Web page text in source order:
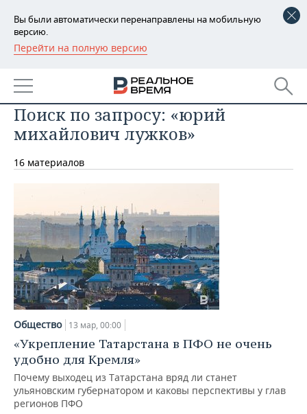
Вы были автоматически перенаправлены на мобильную
версию.
Перейти на полную версию
РЕГИОНЫ
БАШКОРТОСТАН
ТАТАРСТАН
УДМУРТИЯ
НОВОСТИ
АНАЛИТИКА
НОВОСТИ АНАЛИТИКИ
КОРОЛИ ГОСЗАКАЗА ПФО
ВУЗЫ ТАТАРСТАНА
КОМУ ПРИНАДЛЕЖАТ
ТОРГОВЫЕ ЦЕНТРЫ
ТАТАРСТАНА
ЭКОНОМИКА
БАНКИ
БЮДЖЕТ
ИНВЕСТИЦИИ
ПРОМЫШЛЕННОСТИ
АГРОПРОМ
МАШИНОСТРОЕНИЕ
НЕФТЕХИМИЯ
НЕФТЬ
ОПК
ЭНЕРГЕТИКА
НЕДВИЖИМОСТЬ
НОВОСТИ НЕДВИЖИМОСТИ
АВТО
НОВОСТИ АВТО
БИЗНЕС
НОВОСТИ БИЗНЕСА
РОЗНИЧНАЯ ТОРГОВЛЯ
ТРАНСПОРТ
УСЛУГИ
ТЕХНОЛОГИИ
НОВОСТИ ТЕХНОЛОГИЙ
IT
МЕДИА
МЕРОПРИЯТИЯ
НОВОСТИ МЕРОПРИЯТИЙ
ВЫЕЗДНАЯ РЕДАКЦИЯ
СПОРТ
НОВОСТИ СПОРТА
ОБЩЕСТВО
Поиск по запросу: «юрий
михайлович лужков»
16 материалов
Общество 13 мар, 00:00
«Укрепление Татарстана в ПФО не очень
удобно для Кремля»
Почему выходец из Татарстана вряд ли станет
ульяновским губернатором и каковы перспективы у глав
регионов ПФО